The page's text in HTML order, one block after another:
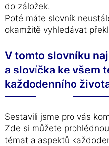
do záložek.
Poté máte slovník
okamžitě vyhledávat
V tomto slovníku
a slovíčka ke všem
každodenního
Sestavili jsme pro vás
Zde si můžete
témat a aspektů